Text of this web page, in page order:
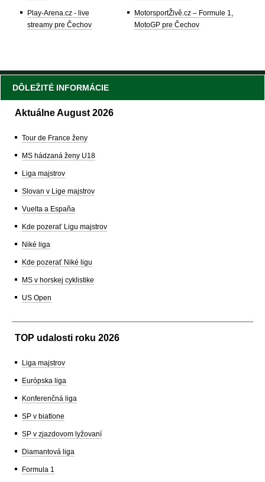
Play-Arena.cz - live
streamy pre Čechov
MotorsportŽivě.cz – Formule 1,
MotoGP pre Čechov
DÔLEŽITÉ INFORMÁCIE
Aktuálne August 2026
Tour de France ženy
MS hádzaná ženy U18
Liga majstrov
Slovan v Lige majstrov
Vuelta a España
Kde pozerať Ligu majstrov
Niké liga
Kde pozerať Niké ligu
MS v horskej cyklistike
US Open
TOP udalosti roku 2026
Liga majstrov
Európska liga
Konferenčná liga
SP v biatlone
SP v zjazdovom lyžovaní
Diamantová liga
Formula 1